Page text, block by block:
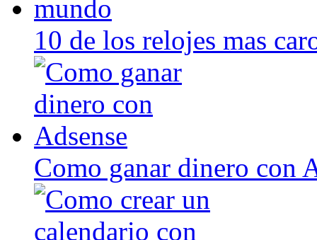
10 de los relojes mas
Como ganar dinero con